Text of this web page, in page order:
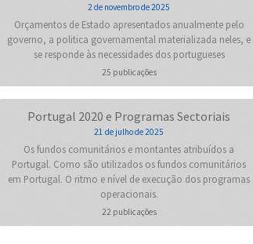
2 de novembro de 2025
Orçamentos de Estado apresentados anualmente pelo
governo, a politica governamental materializada neles, e
se responde às necessidades dos portugueses
25 publicações
Portugal 2020 e Programas Sectoriais
21 de julho de 2025
Os fundos comunitários e montantes atribuídos a
Portugal. Como são utilizados os fundos comunitários
em Portugal. O ritmo e nível de execução dos programas
operacionais.
22 publicações